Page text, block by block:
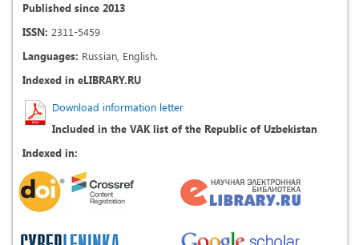
Published since 2013
ISSN: 2311-5459
Languages: Russian, English.
Indexed in eLIBRARY.RU
Download information letter
Included in the VAK list of the Republic of Uzbekistan
Indexed in: